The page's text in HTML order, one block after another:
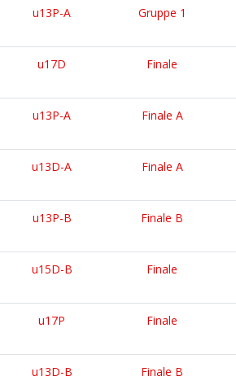
u13P-A Gruppe 1
u17D Finale
u13P-A Finale A
u13D-A Finale A
u13P-B Finale B
u15D-B Finale
u17P Finale
u13D-B Finale B